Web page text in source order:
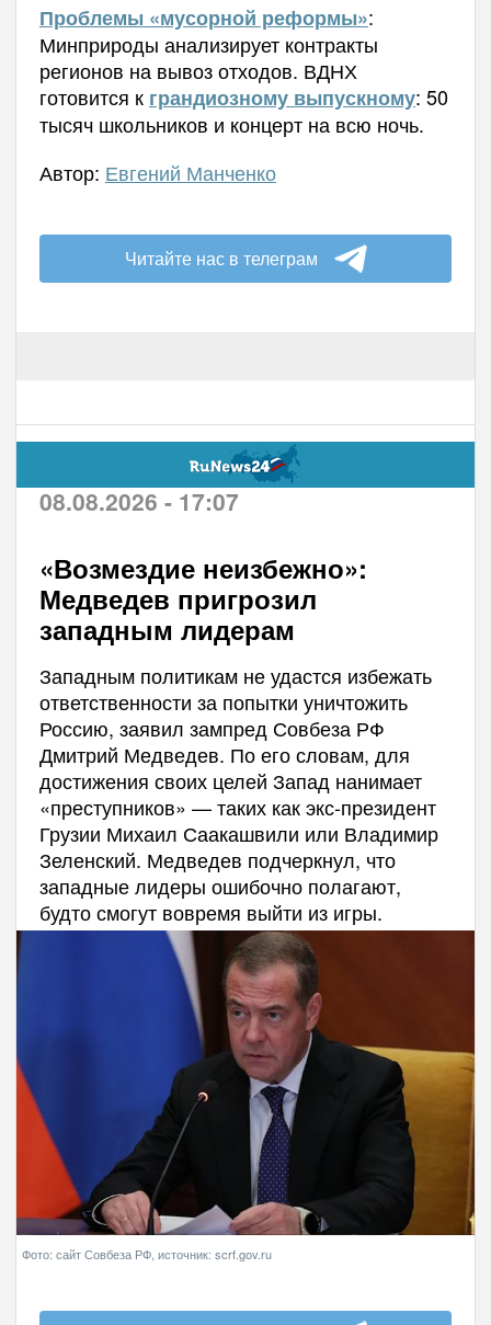
Проблемы «мусорной реформы»:
Минприроды анализирует контракты
регионов на вывоз отходов. ВДНХ
готовится к грандиозному выпускному: 50
тысяч школьников и концерт на всю ночь.
Автор: Евгений Манченко
Читайте нас в телеграм
08.08.2026 - 17:07
«Возмездие неизбежно»:
Медведев пригрозил
западным лидерам
Западным политикам не удастся избежать
ответственности за попытки уничтожить
Россию, заявил зампред Совбеза РФ
Дмитрий Медведев. По его словам, для
достижения своих целей Запад нанимает
«преступников» — таких как экс-президент
Грузии Михаил Саакашвили или Владимир
Зеленский. Медведев подчеркнул, что
западные лидеры ошибочно полагают,
будто смогут вовремя выйти из игры.
Фото: сайт Совбеза РФ, источник: scrf.gov.ru